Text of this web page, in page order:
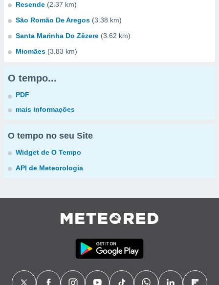
Resende (2.37 km)
São Romão De Aregos (3.38 km)
Santa Marinha Do Zêzere (3.62 km)
Miomães (3.83 km)
O tempo...
PDF
mais informações
O tempo no seu Site
Widget de O Tempo
API de Meteorologia